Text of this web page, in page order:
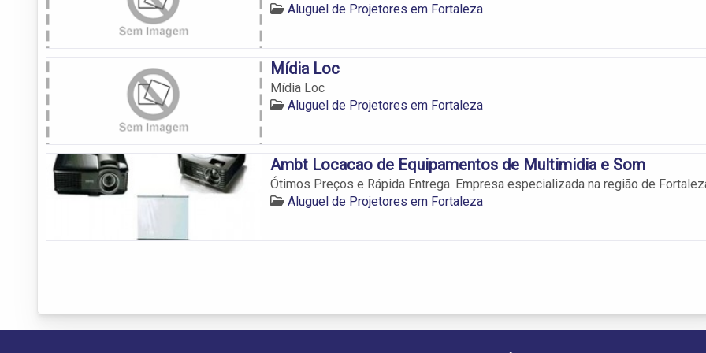
Aluguel de Projetores em Fortaleza
Mídia Loc
Mídia Loc
Aluguel de Projetores em Fortaleza
Ambt Locacao de Equipamentos de Multimidia e Som
Ótimos Preços e Rápida Entrega. Empresa especializada na região de
Aluguel de Projetores em Fortaleza